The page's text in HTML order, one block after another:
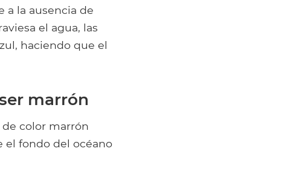
a la ausencia de
el agua, las
haciendo que el
marrón
de color marrón
el fondo del océano